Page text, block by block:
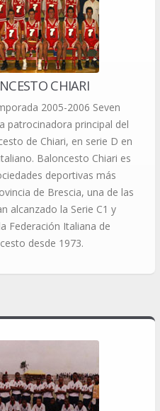
CHIARI
2005-2006 Seven
patrocinadora principal del
de Chiari, en serie D en
Baloncesto Chiari es
deportivas más
de Brescia, una de las
alcanzado la Serie C1 y
Federación Italiana de
desde 1973.